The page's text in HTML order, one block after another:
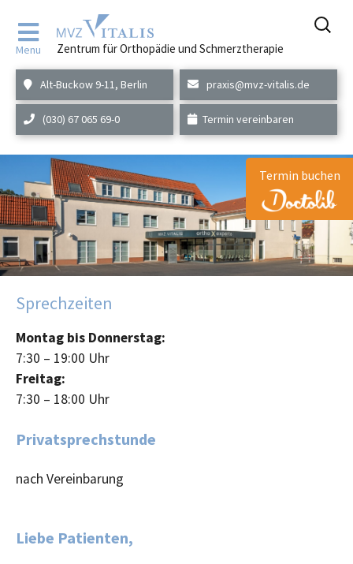
Termin buchen
Alt-Buckow 9-11, Berlin
(030) 67 065 69-0
praxis@mvz-vitalis.de
Termin vereinbaren
Menu Zentrum für Orthopädie und Schmerztherapie
Inhalt
springen
Sprechzeiten
Montag bis Donnerstag:
7:30 – 19:00 Uhr
Freitag:
7:30 – 18:00 Uhr
Privatsprechstunde
nach Vereinbarung
Liebe Patienten,